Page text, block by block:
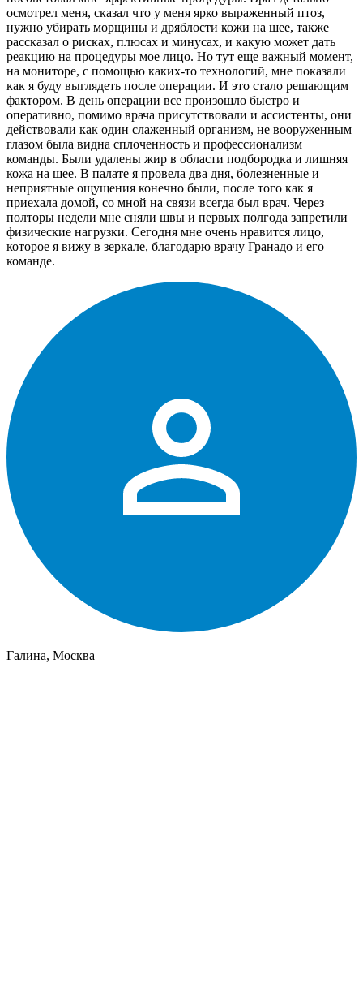
осмотрел меня, сказал что у меня ярко выраженный птоз,
нужно убирать морщины и дряблости кожи на шее, также
рассказал о рисках, плюсах и минусах, и какую может дать
реакцию на процедуры мое лицо. Но тут еще важный момент,
на мониторе, с помощью каких-то технологий, мне показали
как я буду выглядеть после операции. И это стало решающим
фактором. В день операции все произошло быстро и
оперативно, помимо врача присутствовали и ассистенты, они
действовали как один слаженный организм, не вооруженным
глазом была видна сплоченность и профессионализм
команды. Были удалены жир в области подбородка и лишняя
кожа на шее. В палате я провела два дня, болезненные и
неприятные ощущения конечно были, после того как я
приехала домой, со мной на связи всегда был врач. Через
полторы недели мне сняли швы и первых полгода запретили
физические нагрузки. Сегодня мне очень нравится лицо,
которое я вижу в зеркале, благодарю врачу Гранадо и его
команде.
Галина, Москва